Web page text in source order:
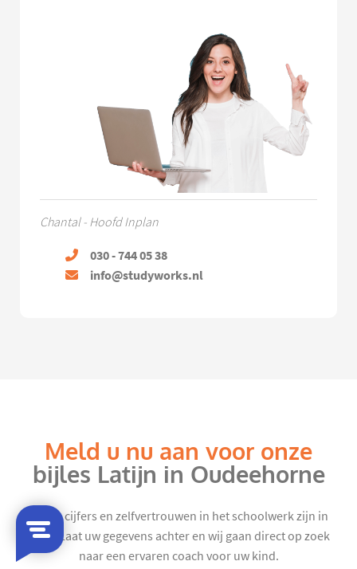
Chantal - Hoofd Inplan
030 - 744 05 38
info@studyworks.nl
Meld u nu aan voor onze
bijles Latijn in Oudeehorne
Mooie cijfers en zelfvertrouwen in het schoolwerk zijn in
zicht. Laat uw gegevens achter en wij gaan direct op zoek
naar een ervaren coach voor uw kind.